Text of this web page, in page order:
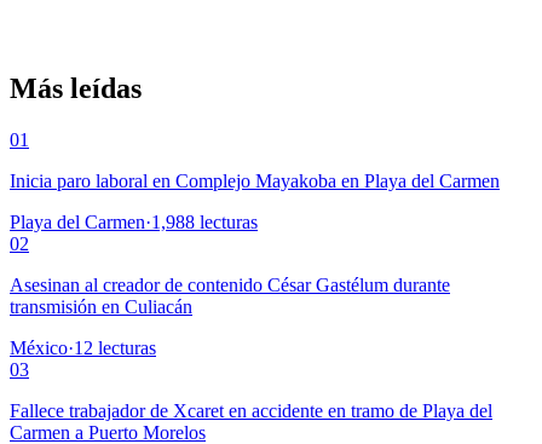
Más leídas
01
Inicia paro laboral en Complejo Mayakoba en Playa del Carmen
Playa del Carmen·1,988 lecturas
02
Asesinan al creador de contenido César Gastélum durante
transmisión en Culiacán
México·12 lecturas
03
Fallece trabajador de Xcaret en accidente en tramo de Playa del
Carmen a Puerto Morelos